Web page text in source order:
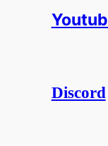
Discord